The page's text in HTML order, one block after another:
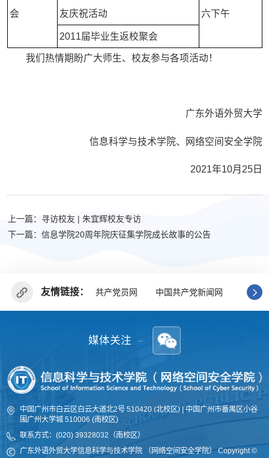
会
友庆祝活动
六下午
2011届毕业生返校聚会
我们热情期盼广大师生、校友参与各项活动！
广东外语外贸大学
信息科学与技术学院、网络空间安全学院
2021年10月25日
上一篇：寻访校友 | 朱宜辉校友专访
下一篇：信息学院20周年院庆征集学院成长故事的公告
友情链接： 共产党员网 中国共产党新闻网 广东
中国广州市白云区白云大道北2号 510420 (北校区) | 中国广州市番禺区小谷
围广州大学城 510006 (南校区)
联系方式：(020) 39328032（南校区）
广东外语外贸大学信息科学与技术学院 （网络空间安全学院）Copyright ©
媒体关注